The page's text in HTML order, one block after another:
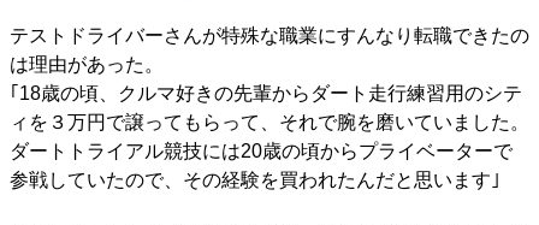
テストドライバーさんが特殊な職業にすんなり転職できたの
は理由があった。
｢18歳の頃、クルマ好きの先輩からダート走行練習用のシテ
ィを３万円で譲ってもらって、それで腕を磨いていました。
ダートトライアル競技には20歳の頃からプライベーターで
参戦していたので、その経験を買われたんだと思います｣